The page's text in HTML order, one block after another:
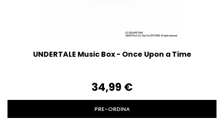
UNDERTALE Music Box - Once Upon a Time
34,99‎ ‎€
PRE-ORDINA